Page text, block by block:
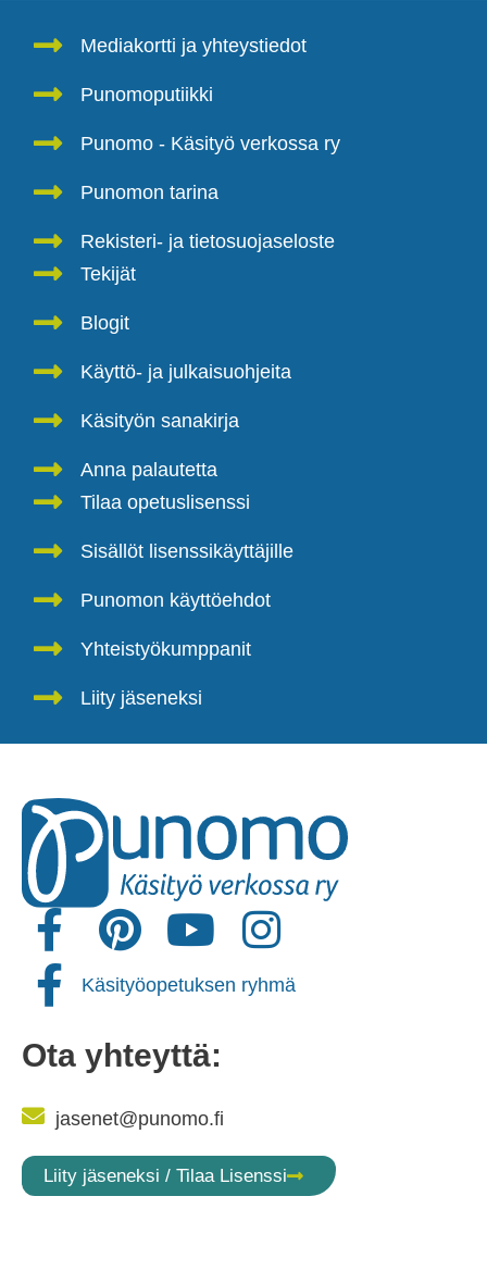
Mediakortti ja yhteystiedot
Punomoputiikki
Punomo - Käsityö verkossa ry
Punomon tarina
Rekisteri- ja tietosuojaseloste
Tekijät
Blogit
Käyttö- ja julkaisuohjeita
Käsityön sanakirja
Anna palautetta
Tilaa opetuslisenssi
Sisällöt lisenssikäyttäjille
Punomon käyttöehdot
Yhteistyökumppanit
Liity jäseneksi
Käsityöopetuksen ryhmä
Ota yhteyttä:
jasenet@punomo.fi
Liity jäseneksi / Tilaa Lisenssi